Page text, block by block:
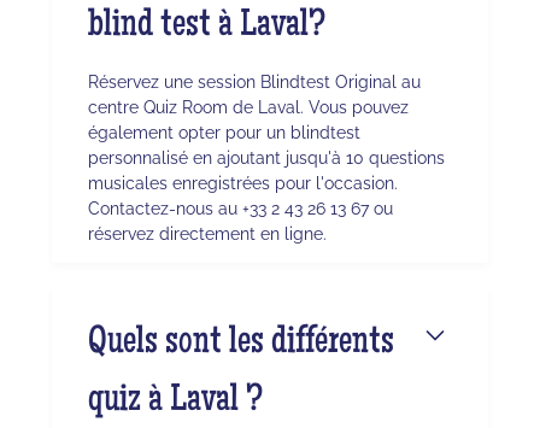
blind test à Laval?
Réservez une session Blindtest Original au
centre Quiz Room de Laval. Vous pouvez
également opter pour un blindtest
personnalisé en ajoutant jusqu'à 10 questions
musicales enregistrées pour l'occasion.
Contactez-nous au +33 2 43 26 13 67 ou
réservez directement en ligne.
Quels sont les différents
quiz à Laval ?